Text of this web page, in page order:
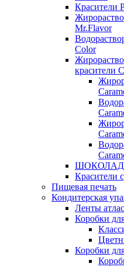
Красители
Mr.Flavor
Color
красители
Пищевая печать
Кондитерская
Ленты
Коробки
Коробки